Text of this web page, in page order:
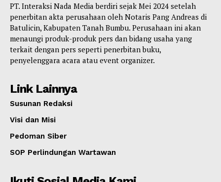
PT. Interaksi Nada Media berdiri sejak Mei 2024 setelah
penerbitan akta perusahaan oleh Notaris Pang Andreas di
Batulicin, Kabupaten Tanah Bumbu. Perusahaan ini akan
menaungi produk-produk pers dan bidang usaha yang
terkait dengan pers seperti penerbitan buku,
penyelenggara acara atau event organizer.
Link Lainnya
Susunan Redaksi
Visi dan Misi
Pedoman Siber
SOP Perlindungan Wartawan